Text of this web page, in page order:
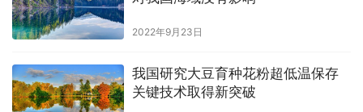
2022年9月23日
我国研究大豆育种花粉超低温保存
关键技术取得新突破